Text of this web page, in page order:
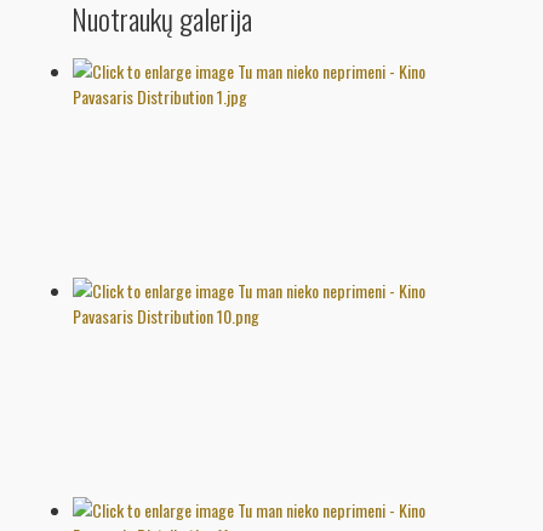
Nuotraukų galerija